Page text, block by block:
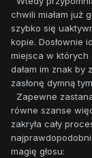
chwili miałam już
szybko się
kopie. Dosłownie
miejsca w których
dałam im znak by
zasłonę dymną
Zapewne
równe szanse
zakryła cały
magię głosu: